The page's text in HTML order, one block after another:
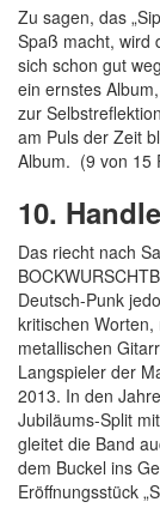
Zu sagen, das
Spaß macht, wird
sich schon gut
ein ernstes
zur
am Puls der Zeit
Album. (9 von 15
10.
Das riecht nach
Deutsch-Punk
kritischen
metallischen
Langspieler der
2013. In den
Jubiläums-Split
gleitet die Band
dem Buckel ins
Eröffnungsstück